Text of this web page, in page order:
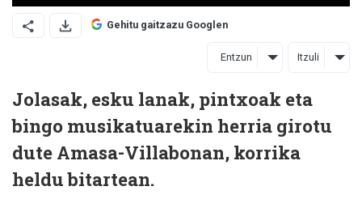
Gehitu gaitzazu Googlen
Entzun Itzuli
Jolasak, esku lanak, pintxoak eta
bingo musikatuarekin herria girotu
dute Amasa-Villabonan, korrika
heldu bitartean.